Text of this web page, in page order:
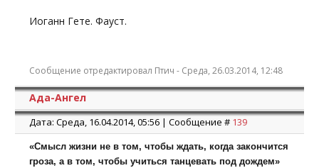
Иоганн Гете. Фауст.
Сообщение отредактировал Птич - Среда, 26.03.2014, 12:48
Ада-Ангел
Дата: Среда, 16.04.2014, 05:56 | Сообщение # 139
«Смысл жизни не в том, чтобы ждать, когда закончится
гроза, а в том, чтобы учиться танцевать под дождем»